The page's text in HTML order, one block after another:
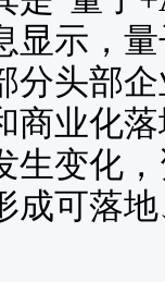
显示，
分头部
商业化
生变化
成可落